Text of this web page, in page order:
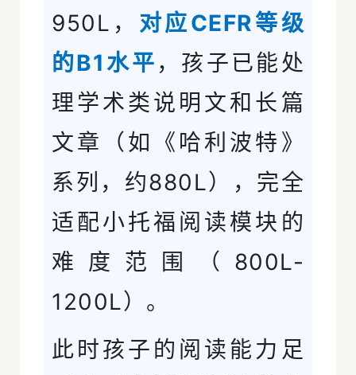
950L， 对应CEFR等级
的B1水平 ，孩子已能处
理学术类说明文和长篇
文章（如《哈利波特》
系列，约880L），完全
适配小托福阅读模块的
难度范围（800L-
1200L）。
此时孩子的阅读能力足